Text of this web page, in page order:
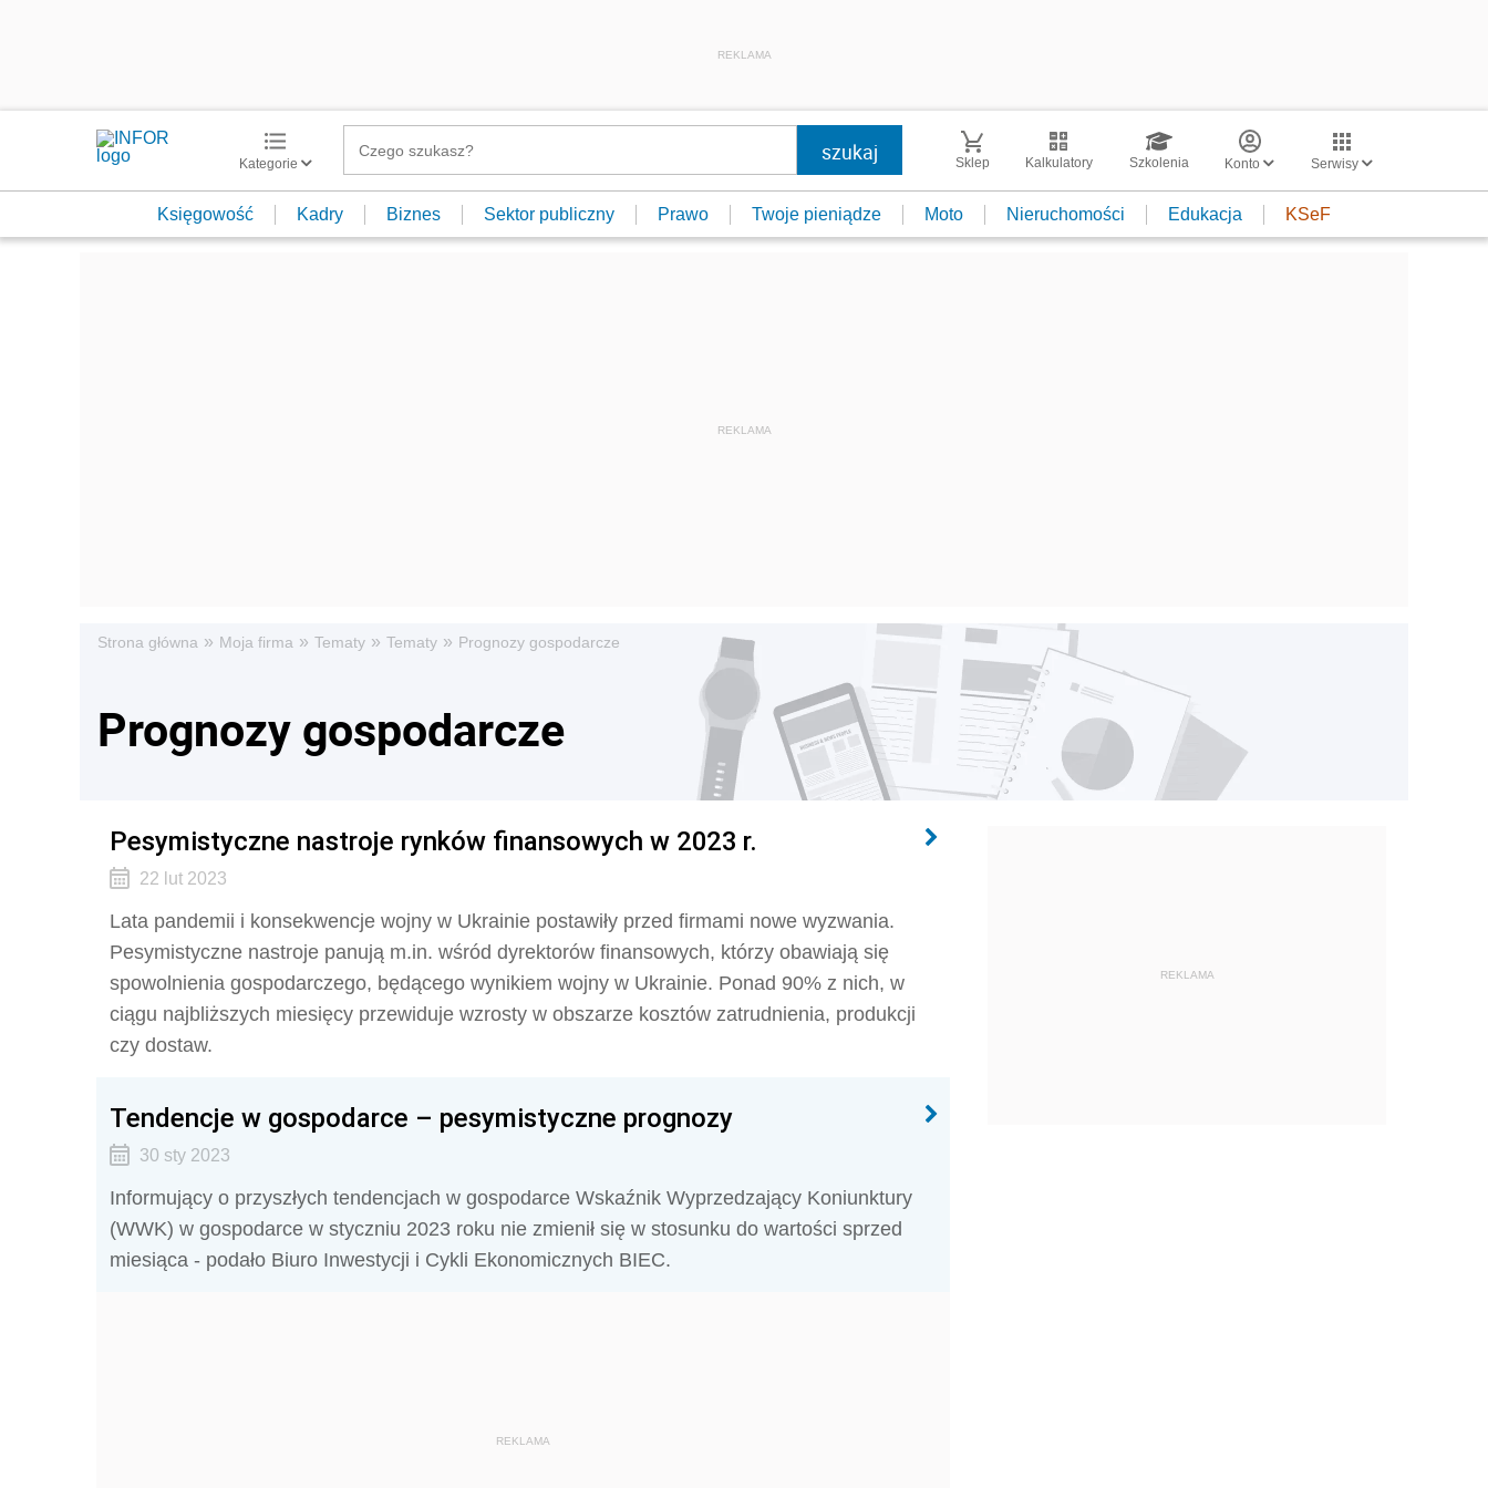
REKLAMA
Kategorie Sklep Kalkulatory Szkolenia Konto Serwisy
Księgowość Kadry Biznes Sektor publiczny Prawo Twoje pieniądze Moto Nieruchomości Edukacja KSeF
Strona główna » Moja firma » Tematy » Tematy » Prognozy gospodarcze
Prognozy gospodarcze
Pesymistyczne nastroje rynków finansowych w 2023 r.
22 lut 2023
Lata pandemii i konsekwencje wojny w Ukrainie postawiły przed firmami nowe wyzwania.
Pesymistyczne nastroje panują m.in. wśród dyrektorów finansowych, którzy obawiają się
spowolnienia gospodarczego, będącego wynikiem wojny w Ukrainie. Ponad 90% z nich, w
ciągu najbliższych miesięcy przewiduje wzrosty w obszarze kosztów zatrudnienia, produkcji
czy dostaw.
Tendencje w gospodarce – pesymistyczne prognozy
30 sty 2023
Informujący o przyszłych tendencjach w gospodarce Wskaźnik Wyprzedzający Koniunktury
(WWK) w gospodarce w styczniu 2023 roku nie zmienił się w stosunku do wartości sprzed
miesiąca - podało Biuro Inwestycji i Cykli Ekonomicznych BIEC.
REKLAMA
REKLAMA